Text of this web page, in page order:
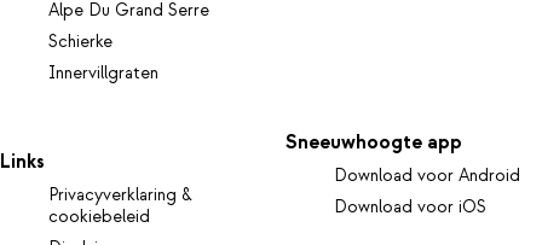
Alpe Du Grand Serre
Schierke
Innervillgraten
Links
Privacyverklaring &
cookiebeleid
Sneeuwhoogte app
Download voor Android
Download voor iOS